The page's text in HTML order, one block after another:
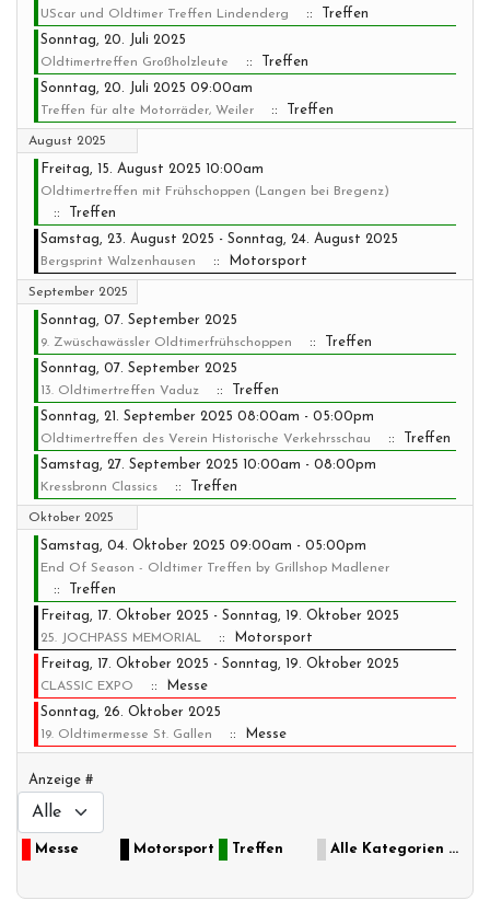
UScar und Oldtimer Treffen Lindenderg
:: Treffen
Sonntag, 20. Juli 2025
Oldtimertreffen Großholzleute
:: Treffen
Sonntag, 20. Juli 2025 09:00am
Treffen für alte Motorräder, Weiler :: Treffen
August 2025
Freitag, 15. August 2025 10:00am
Oldtimertreffen mit Frühschoppen (Langen bei Bregenz)
:: Treffen
Samstag, 23. August 2025 - Sonntag, 24. August 2025
Bergsprint Walzenhausen :: Motorsport
September 2025
Sonntag, 07. September 2025
9. Zwüschawässler Oldtimerfrühschoppen
:: Treffen
Sonntag, 07. September 2025
13. Oldtimertreffen Vaduz
:: Treffen
Sonntag, 21. September 2025 08:00am - 05:00pm
Oldtimertreffen des Verein Historische Verkehrsschau
:: Treffen
Samstag, 27. September 2025 10:00am - 08:00pm
Kressbronn Classics :: Treffen
Oktober 2025
Samstag, 04. Oktober 2025 09:00am - 05:00pm
End Of Season - Oldtimer Treffen by Grillshop Madlener
:: Treffen
Freitag, 17. Oktober 2025 - Sonntag, 19. Oktober 2025
25. JOCHPASS MEMORIAL
:: Motorsport
Freitag, 17. Oktober 2025 - Sonntag, 19. Oktober 2025
CLASSIC EXPO
:: Messe
Sonntag, 26. Oktober 2025
19. Oldtimermesse St. Gallen :: Messe
Anzeige #
Messe Motorsport Treffen Alle Kategorien ...